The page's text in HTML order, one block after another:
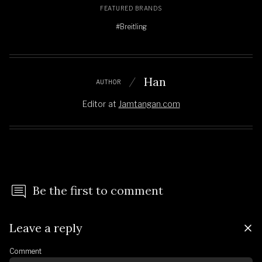
FEATURED BRANDS
#Breitling
AUTHOR Han
Editor at Jamtangan.com
Be the first to comment
Leave a reply
Comment